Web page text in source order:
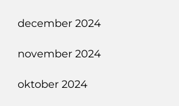
december 2024
november 2024
oktober 2024